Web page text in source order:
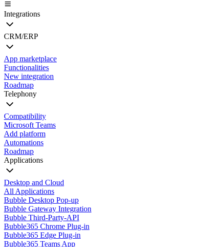
Integrations
CRM/ERP
App marketplace
Functionalities
New integration
Roadmap
Telephony
Compatibility
Microsoft Teams
Add platform
Automations
Roadmap
Applications
Desktop and Cloud
All Applications
Bubble Desktop Pop-up
Bubble Gateway Integration
Bubble Third-Party-API
Bubble365 Chrome Plug-in
Bubble365 Edge Plug-in
Bubble365 Teams App